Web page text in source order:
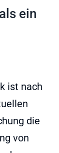
ein
ist nach
die
von